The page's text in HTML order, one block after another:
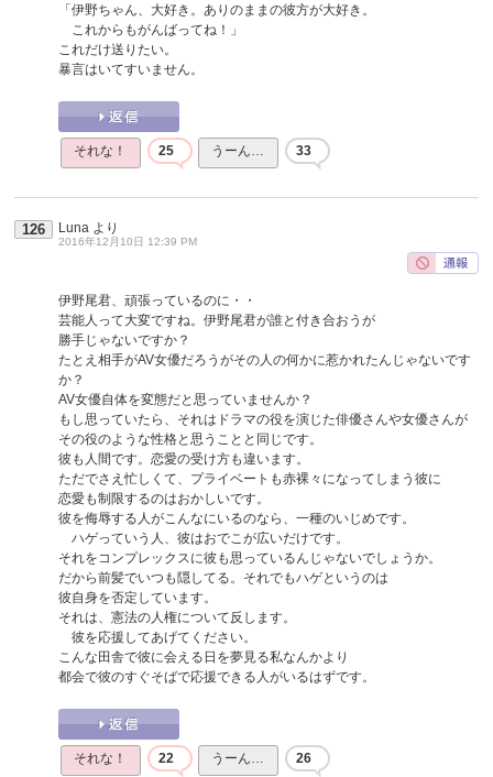
「伊野ちゃん、大好き。ありのままの彼方が大好き。
これからもがんばってね！」
これだけ送りたい。
暴言はいてすいません。
それな！ 25 うーん… 33
126 Luna より
2016年12月10日 12:39 PM
伊野尾君、頑張っているのに・・
芸能人って大変ですね。伊野尾君が誰と付き合おうが
勝手じゃないですか？
たとえ相手がAV女優だろうがその人の何かに惹かれたんじゃないです
か？
AV女優自体を変態だと思っていませんか？
もし思っていたら、それはドラマの役を演じた俳優さんや女優さんが
その役のような性格と思うことと同じです。
彼も人間です。恋愛の受け方も違います。
ただでさえ忙しくて、プライベートも赤裸々になってしまう彼に
恋愛も制限するのはおかしいです。
彼を侮辱する人がこんなにいるのなら、一種のいじめです。
ハゲっていう人、彼はおでこが広いだけです。
それをコンプレックスに彼も思っているんじゃないでしょうか。
だから前髪でいつも隠してる。それでもハゲというのは
彼自身を否定しています。
それは、憲法の人権について反します。
彼を応援してあげてください。
こんな田舎で彼に会える日を夢見る私なんかより
都会で彼のすぐそばで応援できる人がいるはずです。
それな！ 22 うーん… 26